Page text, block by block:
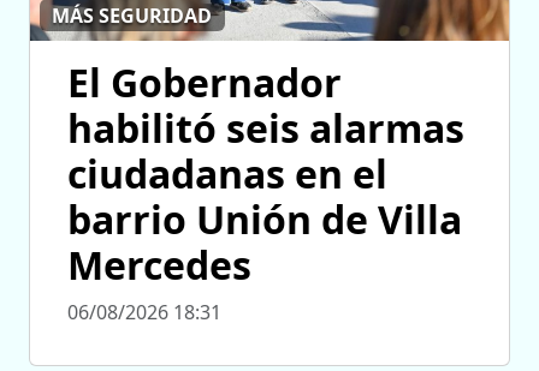
MÁS SEGURIDAD
El Gobernador
habilitó seis alarmas
ciudadanas en el
barrio Unión de Villa
Mercedes
06/08/2026 18:31